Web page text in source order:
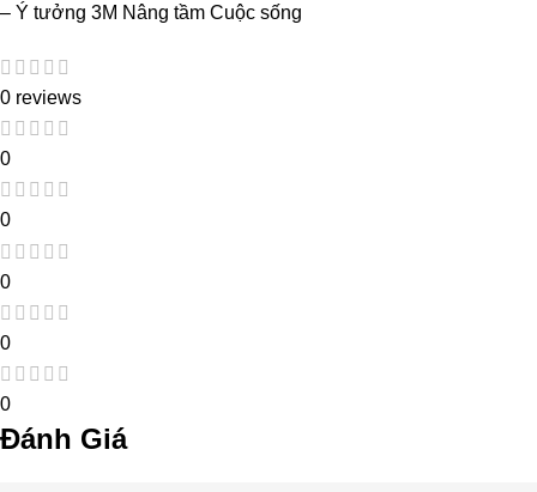
– Ý tưởng 3M Nâng tầm Cuộc sống
0 reviews
0
0
0
0
0
Đánh Giá